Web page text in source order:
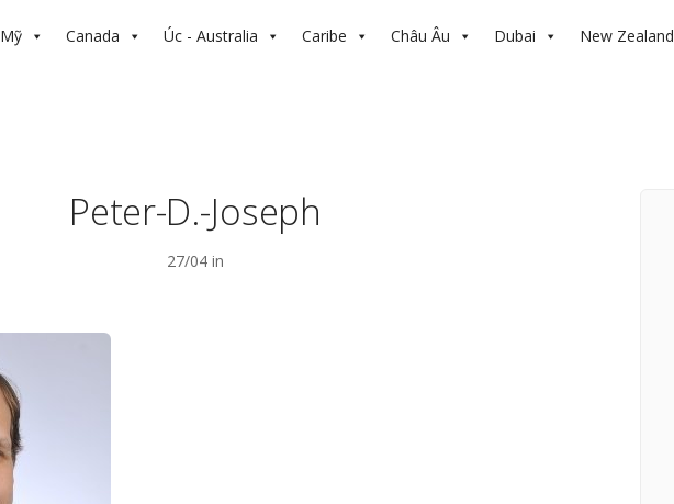
Mỹ Canada Úc - Australia Caribe Châu Âu Dubai New Zealand
Peter-D.-Joseph
27/04 in